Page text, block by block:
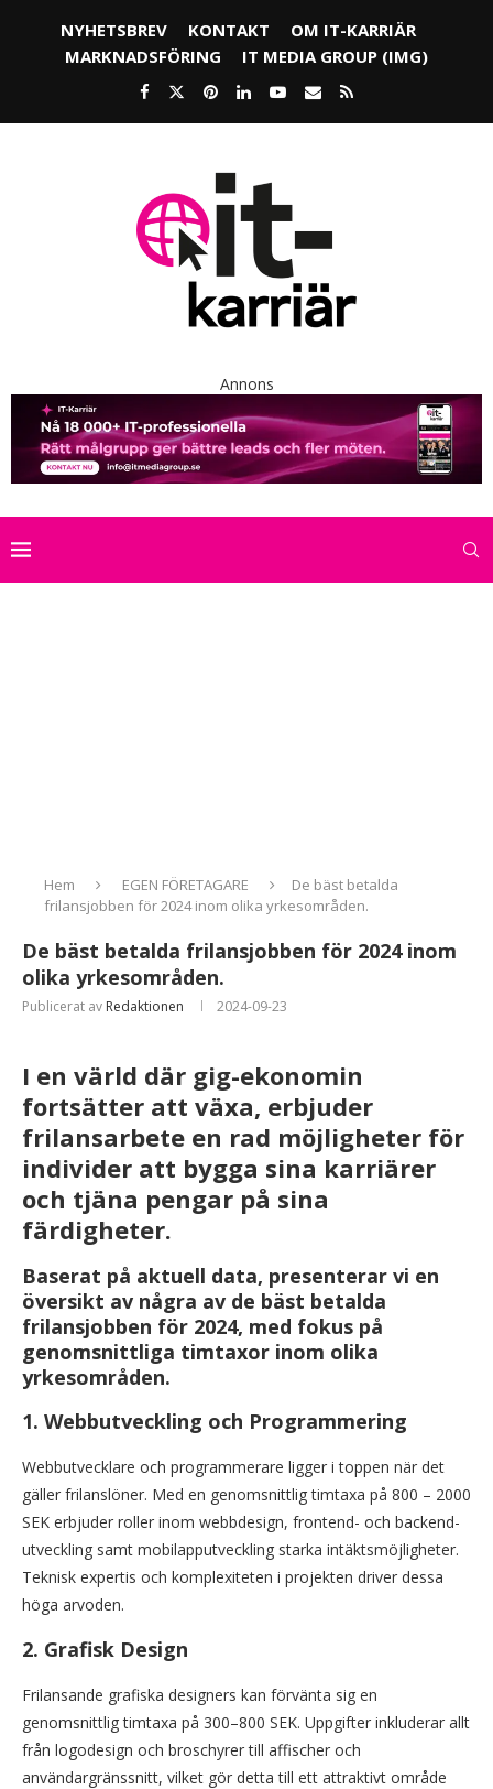
NYHETSBREV KONTAKT
OM IT-KARRIÄR
MARKNADSFÖRING
IT MEDIA GROUP (IMG)
Annons
Hem EGEN FÖRETAGARE
De bäst betalda
frilansjobben för 2024 inom olika yrkesområden.
De bäst betalda frilansjobben för 2024 inom
olika yrkesområden.
Publicerat av Redaktionen 2024-09-23
I en värld där gig-ekonomin
fortsätter att växa, erbjuder
frilansarbete en rad möjligheter för
individer att bygga sina karriärer
och tjäna pengar på sina
färdigheter.
Baserat på aktuell data, presenterar vi en
översikt av några av de bäst betalda
frilansjobben för 2024, med fokus på
genomsnittliga timtaxor inom olika
yrkesområden.
1. Webbutveckling och Programmering
Webbutvecklare och programmerare ligger i toppen när det
gäller frilanslöner. Med en genomsnittlig timtaxa på 800 – 2000
SEK erbjuder roller inom webbdesign, frontend- och backend-
utveckling samt mobilapputveckling starka intäktsmöjligheter.
Teknisk expertis och komplexiteten i projekten driver dessa
höga arvoden.
2. Grafisk Design
Frilansande grafiska designers kan förvänta sig en
genomsnittlig timtaxa på 300–800 SEK. Uppgifter inkluderar allt
från logodesign och broschyrer till affischer och
användargränssnitt, vilket gör detta till ett attraktivt område